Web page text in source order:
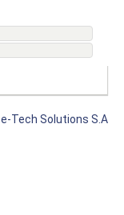
e-Tech Solutions S.A